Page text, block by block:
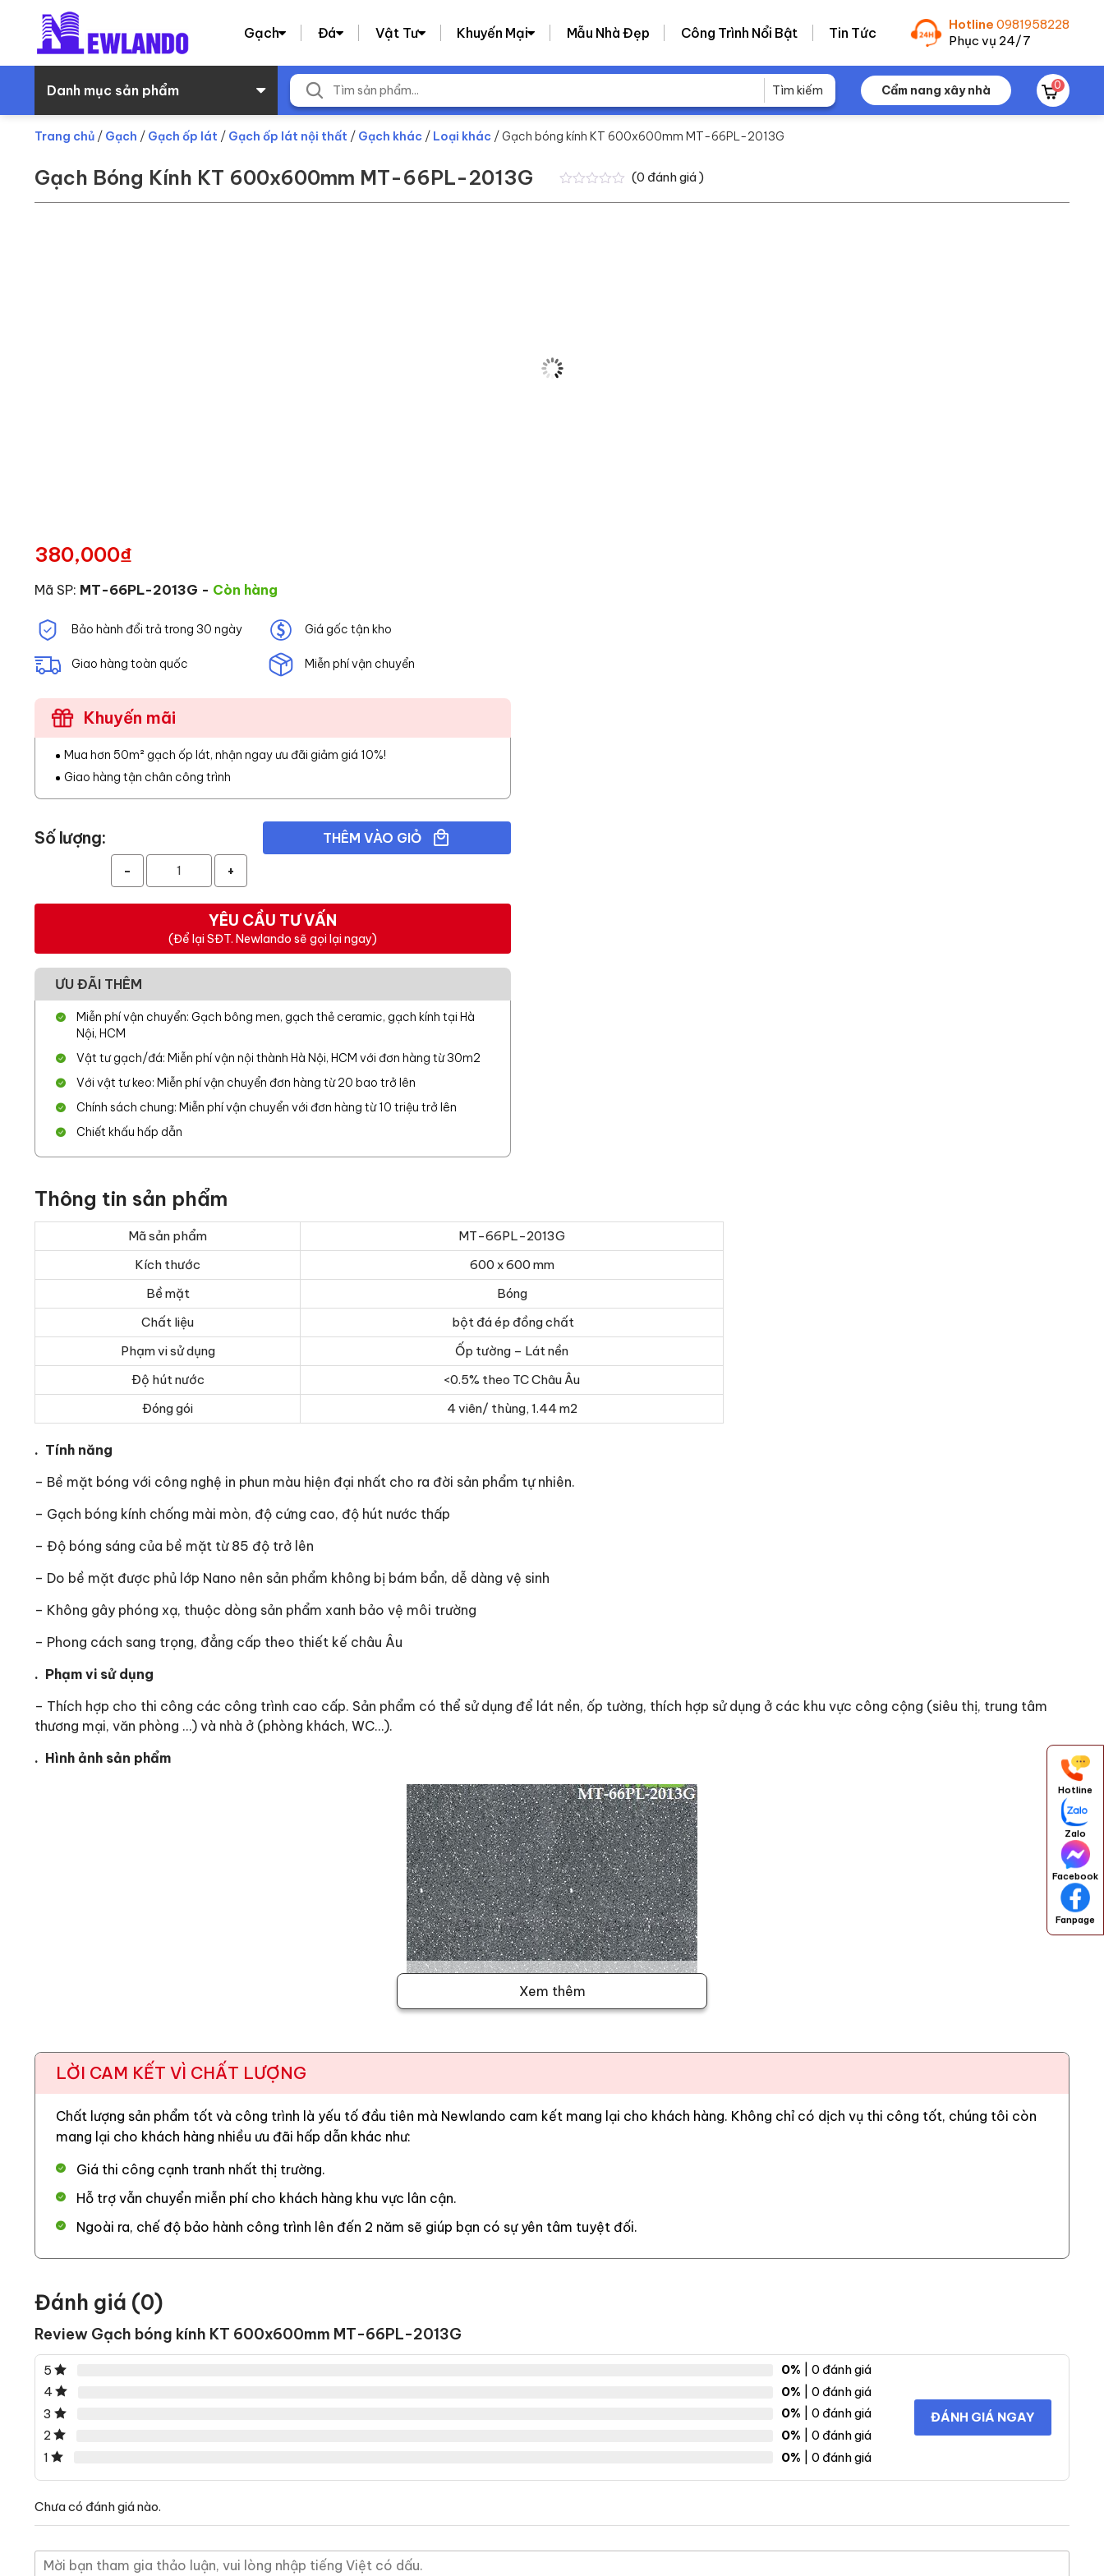
Gạch Đá Vật Tư Khuyến Mại Mẫu Nhà Đẹp Công Trình Nổi Bật Tin Tức
Hotline 0981958228
Phục vụ 24/7
Danh mục sản phẩm Cẩm nang xây nhà 0
Trang chủ / Gạch / Gạch ốp lát / Gạch ốp lát nội thất / Gạch khác / Loại khác / Gạch bóng kính KT 600x600mm MT-66PL-2013G
Gạch Bóng Kính KT 600x600mm MT-66PL-2013G (0 đánh giá )
380,000₫
Mã SP: MT-66PL-2013G - Còn hàng
Bảo hành đổi trả trong 30 ngày Giá gốc tận kho
Giao hàng toàn quốc Miễn phí vận chuyển
Khuyến mãi
Mua hơn 50m² gạch ốp lát, nhận ngay ưu đãi giảm giá 10%!
Giao hàng tận chân công trình
Số lượng:
- +
THÊM VÀO GIỎ
YÊU CẦU TƯ VẤN
(Để lại SĐT. Newlando sẽ gọi lại ngay)
ƯU ĐÃI THÊM
Miễn phí vận chuyển: Gạch bông men, gạch thẻ ceramic, gạch kính tại Hà
Nội, HCM
Vật tư gạch/đá: Miễn phí vận nội thành Hà Nội, HCM với đơn hàng từ 30m2
Với vật tư keo: Miễn phí vận chuyển đơn hàng từ 20 bao trở lên
Chính sách chung: Miễn phí vận chuyển với đơn hàng từ 10 triệu trở lên
Chiết khấu hấp dẫn
Thông tin sản phẩm
Mã sản phẩm
MT-66PL-2013G
Kích thước
600 x 600 mm
Bề mặt
Bóng
Chất liệu
bột đá ép đồng chất
Phạm vi sử dụng
Ốp tường – Lát nền
Độ hút nước
<0.5% theo TC Châu Âu
Đóng gói
4 viên/ thùng, 1.44 m2
. Tính năng
– Bề mặt bóng với công nghệ in phun màu hiện đại nhất cho ra đời sản phẩm tự nhiên.
– Gạch bóng kính chống mài mòn, độ cứng cao, độ hút nước thấp
– Độ bóng sáng của bề mặt từ 85 độ trở lên
– Do bề mặt được phủ lớp Nano nên sản phẩm không bị bám bẩn, dễ dàng vệ sinh
– Không gây phóng xạ, thuộc dòng sản phẩm xanh bảo vệ môi trường
– Phong cách sang trọng, đẳng cấp theo thiết kế châu Âu
. Phạm vi sử dụng
– Thích hợp cho thi công các công trình cao cấp. Sản phẩm có thể sử dụng để lát nền, ốp tường, thích hợp sử dụng ở các khu vực công cộng (siêu thị, trung tâm
thương mại, văn phòng …) và nhà ở (phòng khách, WC…).
. Hình ảnh sản phẩm
Xem thêm
LỜI CAM KẾT VÌ CHẤT LƯỢNG
Chất lượng sản phẩm tốt và công trình là yếu tố đầu tiên mà Newlando cam kết mang lại cho khách hàng. Không chỉ có dịch vụ thi công tốt, chúng tôi còn
mang lại cho khách hàng nhiều ưu đãi hấp dẫn khác như:
Giá thi công cạnh tranh nhất thị trường.
Hỗ trợ vẫn chuyển miễn phí cho khách hàng khu vực lân cận.
Ngoài ra, chế độ bảo hành công trình lên đến 2 năm sẽ giúp bạn có sự yên tâm tuyệt đối.
Đánh giá (0)
Review Gạch bóng kính KT 600x600mm MT-66PL-2013G
5 0% | 0 đánh giá
4
0% | 0 đánh giá
3
0% | 0 đánh giá
2
0% | 0 đánh giá
1
0% | 0 đánh giá
ĐÁNH GIÁ NGAY
Chưa có đánh giá nào.
Hotline
Zalo
Facebook
Fanpage